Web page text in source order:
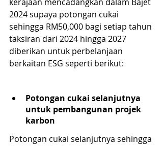
2024 supaya potongan cukai
sehingga RM50,000 bagi setiap tahun
taksiran dari 2024 hingga 2027
diberikan untuk perbelanjaan
berkaitan ESG seperti berikut:
Potongan cukai selanjutnya
untuk pembangunan projek
karbon
Potongan cukai selanjutnya sehingga